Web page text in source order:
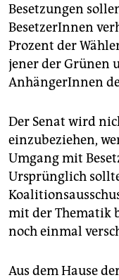
Besetzungen
BesetzerInnen
Prozent der
jener der Grünen
AnhängerInnen
Der Senat wird
einzubeziehen,
Umgang mit
Ursprünglich
mit der Thematik
noch einmal
Aus dem Hause